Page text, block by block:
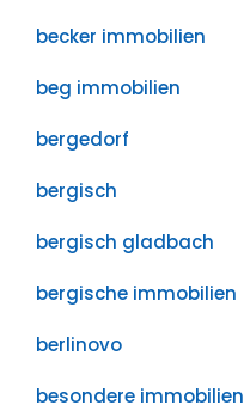
becker immobilien
beg immobilien
bergedorf
bergisch
bergisch gladbach
bergische immobilien
berlinovo
besondere immobilien